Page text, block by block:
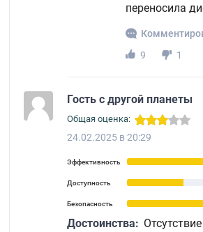
переносила
9
1
Гость с другой планеты
Общая оценка:
24.02.2025 в 20:29
Эффективность
Доступность
Безопасность
Достоинства: Отсутствие